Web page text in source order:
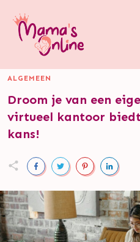
ALGEMEEN
Droom je van een
virtueel kantoor
kans!